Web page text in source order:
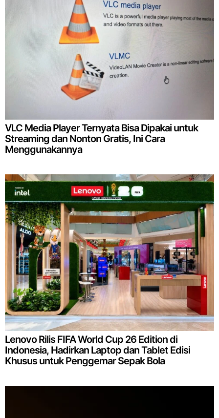
VLC Media Player Ternyata Bisa Dipakai untuk
Streaming dan Nonton Gratis, Ini Cara
Menggunakannya
Lenovo Rilis FIFA World Cup 26 Edition di
Indonesia, Hadirkan Laptop dan Tablet Edisi
Khusus untuk Penggemar Sepak Bola